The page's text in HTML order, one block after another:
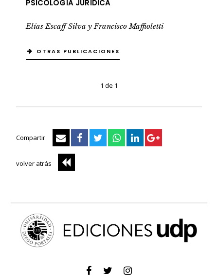
PSICOLOGÍA JURÍDICA
Elías Escaff Silva y Francisco Maffioletti
OTRAS PUBLICACIONES
1 de 1
Compartir
volver atrás